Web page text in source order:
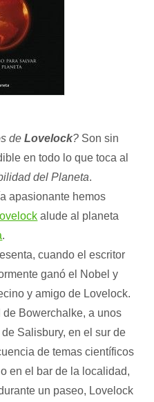
deLovelock? Son sin
en todo lo que toca al
del Planeta.
apasionante hemos
alude al planeta
.
cuando el escritor
ganó el Nobel y
y amigo de Lovelock.
Bowerchalke, a unos
Salisbury, en el sur de
de temas científicos
en el bar de la localidad,
un paseo, Lovelock